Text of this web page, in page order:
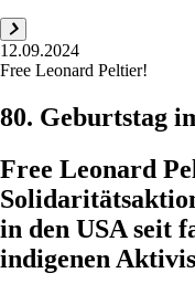
12.09.2024
Free Leonard Peltier!
80. Geburtstag
Free Leonard
in den USA seit
indigenen